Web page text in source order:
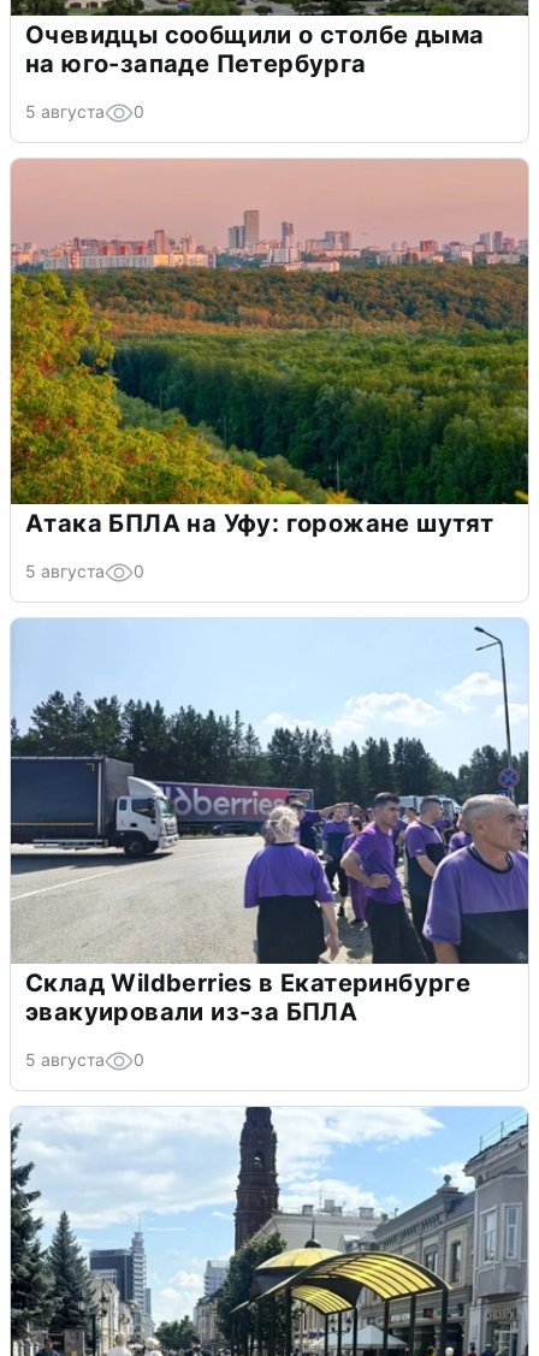
Очевидцы сообщили о столбе дыма
на юго-западе Петербурга
5 августа 0
Атака БПЛА на Уфу: горожане шутят
5 августа 0
Склад Wildberries в Екатеринбурге
эвакуировали из-за БПЛА
5 августа 0